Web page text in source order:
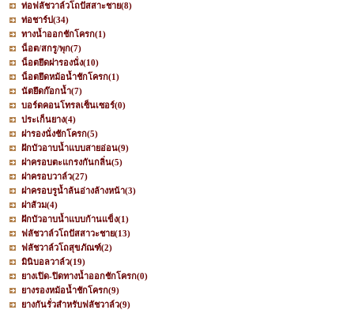
ท่อฟลัชวาล์วโถปัสสาะชาย(8)
ท่อชาร์ป(34)
ทางน้ำออกชักโครก(1)
น็อต/สกรู/พุก(7)
น็อตยึดฝารองนั่ง(10)
น็อตยึดหม้อน้ำชักโครก(1)
นัตยึดก๊อกน้ำ(7)
บอร์ดคอนโทรลเซ็นเซอร์(0)
ประเก็นยาง(4)
ฝารองนั่งชักโครก(5)
ฝักบัวอาบน้ำแบบสายอ่อน(9)
ฝาครอบตะแกรงกันกลิ่น(5)
ฝาครอบวาล์ว(27)
ฝาครอบรูน้ำล้นอ่างล้างหน้า(3)
ฝาส้วม(4)
ฝักบัวอาบน้ำแบบก้านแข็ง(1)
ฟลัชวาล์วโถปัสสาวะชาย(13)
ฟลัชวาล์วโถสุขภัณฑ์(2)
มินิบอลวาล์ว(19)
ยางเปิด-ปิดทางน้ำออกชักโครก(0)
ยางรองหม้อน้ำชักโครก(9)
ยางกันรั่วสำหรับฟลัชวาล์ว(9)